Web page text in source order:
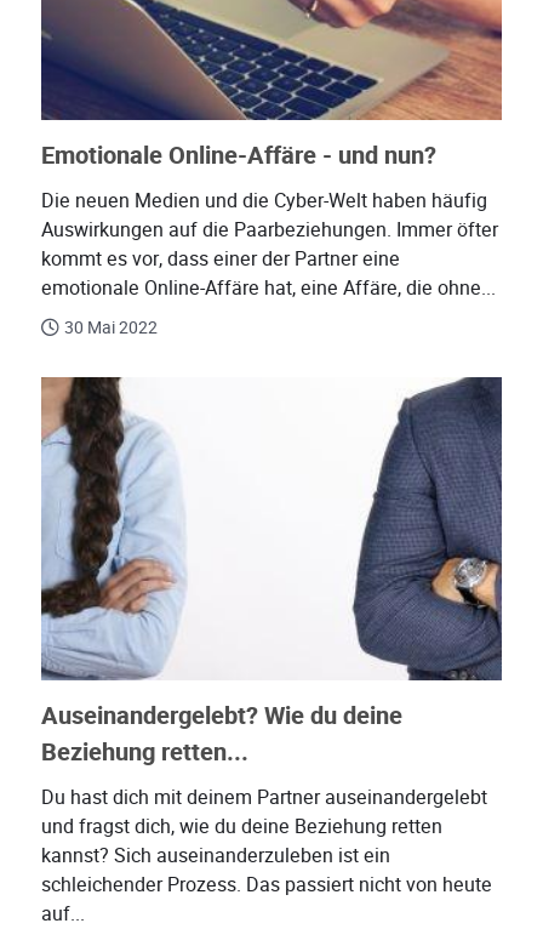
Emotionale Online-Affäre - und nun?
Die neuen Medien und die Cyber-Welt haben häufig
Auswirkungen auf die Paarbeziehungen. Immer öfter
kommt es vor, dass einer der Partner eine
emotionale Online-Affäre hat, eine Affäre, die ohne...
30 Mai 2022
Auseinandergelebt? Wie du deine
Beziehung retten...
Du hast dich mit deinem Partner auseinandergelebt
und fragst dich, wie du deine Beziehung retten
kannst? Sich auseinanderzuleben ist ein
schleichender Prozess. Das passiert nicht von heute
auf...